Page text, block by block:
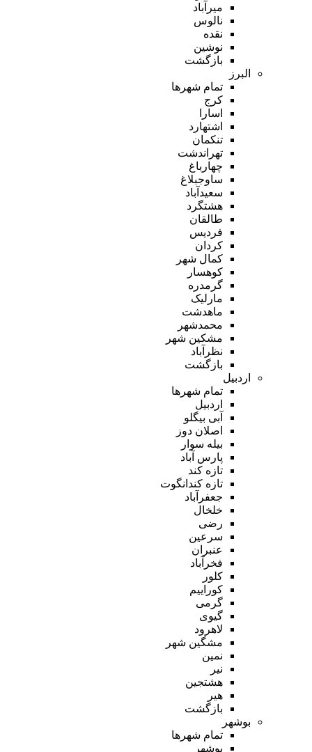
میرآباد
نالوس
نقده
نوشین
بازگشت
البرز
تمام شهر‌ها
کرج
اسارا
اشتهارد
تنکمان
تهراندشت
چهارباغ
ساوجبلاغ
سعیدآباد
هشتگرد
طالقان
فردیس
کردان
کمال شهر
کوهسار
گرمدره
مارلیک
ماهدشت
محمدشهر
مشکین شهر
نظرآباد
بازگشت
اردبیل
تمام شهر‌ها
اردبیل
آبی بیگلو
اصلان دوز
بیله سوار
پارس آباد
تازه کند
تازه کندانگوت
جعفرآباد
خلخال
رضی
سرعین
عنبران
فخرآباد
کلور
کوراییم
گرمی
گیوی
لاهرود
مشگین شهر
نمین
نیر
هشتجین
هیر
بازگشت
بوشهر
تمام شهر‌ها
بوشهر